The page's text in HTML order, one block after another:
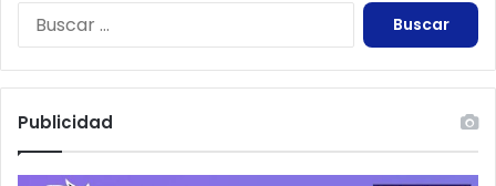
Buscar:
Publicidad